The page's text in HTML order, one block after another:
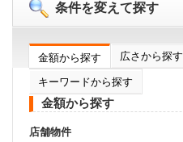
条件を変えて探す
金額から探す 広さから探す
キーワードから探す
金額から探す
店舗物件